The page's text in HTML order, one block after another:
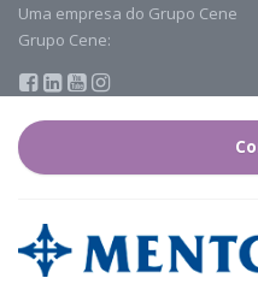
Uma empresa do Grupo Cene
Grupo Cene: